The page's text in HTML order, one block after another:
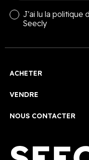
J'ai lu la politique
Seecly
ACHETER
VENDRE
NOUS CONTACTER